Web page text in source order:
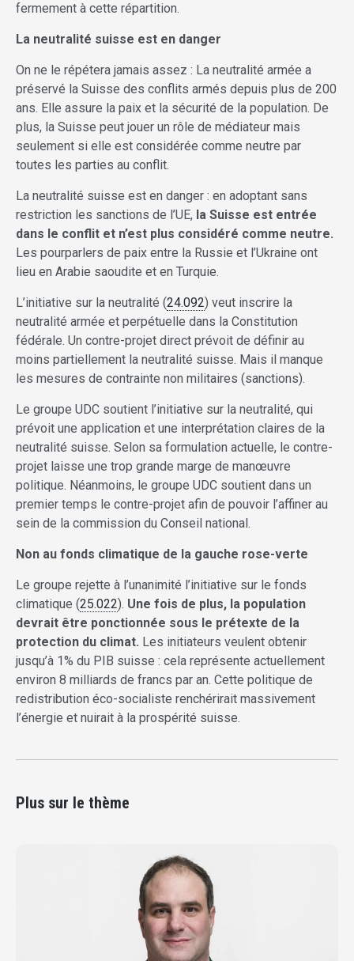
fermement à cette répartition.
La neutralité suisse est en danger
On ne le répétera jamais assez : La neutralité armée a
préservé la Suisse des conflits armés depuis plus de 200
ans. Elle assure la paix et la sécurité de la population. De
plus, la Suisse peut jouer un rôle de médiateur mais
seulement si elle est considérée comme neutre par
toutes les parties au conflit.
La neutralité suisse est en danger : en adoptant sans
restriction les sanctions de l’UE, la Suisse est entrée
dans le conflit et n’est plus considéré comme neutre.
Les pourparlers de paix entre la Russie et l’Ukraine ont
lieu en Arabie saoudite et en Turquie.
L’initiative sur la neutralité (24.092) veut inscrire la
neutralité armée et perpétuelle dans la Constitution
fédérale. Un contre-projet direct prévoit de définir au
moins partiellement la neutralité suisse. Mais il manque
les mesures de contrainte non militaires (sanctions).
Le groupe UDC soutient l’initiative sur la neutralité, qui
prévoit une application et une interprétation claires de la
neutralité suisse. Selon sa formulation actuelle, le contre-
projet laisse une trop grande marge de manœuvre
politique. Néanmoins, le groupe UDC soutient dans un
premier temps le contre-projet afin de pouvoir l’affiner au
sein de la commission du Conseil national.
Non au fonds climatique de la gauche rose-verte
Le groupe rejette à l’unanimité l’initiative sur le fonds
climatique (25.022). Une fois de plus, la population
devrait être ponctionnée sous le prétexte de la
protection du climat. Les initiateurs veulent obtenir
jusqu’à 1% du PIB suisse : cela représente actuellement
environ 8 milliards de francs par an. Cette politique de
redistribution éco-socialiste renchérirait massivement
l’énergie et nuirait à la prospérité suisse.
Plus sur le thème